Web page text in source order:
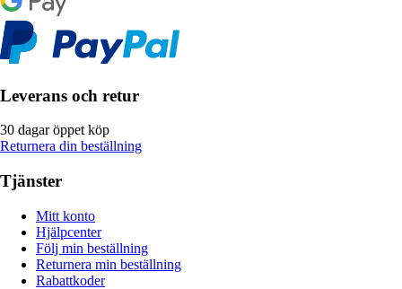
Leverans och retur
30 dagar öppet köp
Returnera din beställning
Tjänster
Mitt konto
Hjälpcenter
Följ min beställning
Returnera min beställning
Rabattkoder